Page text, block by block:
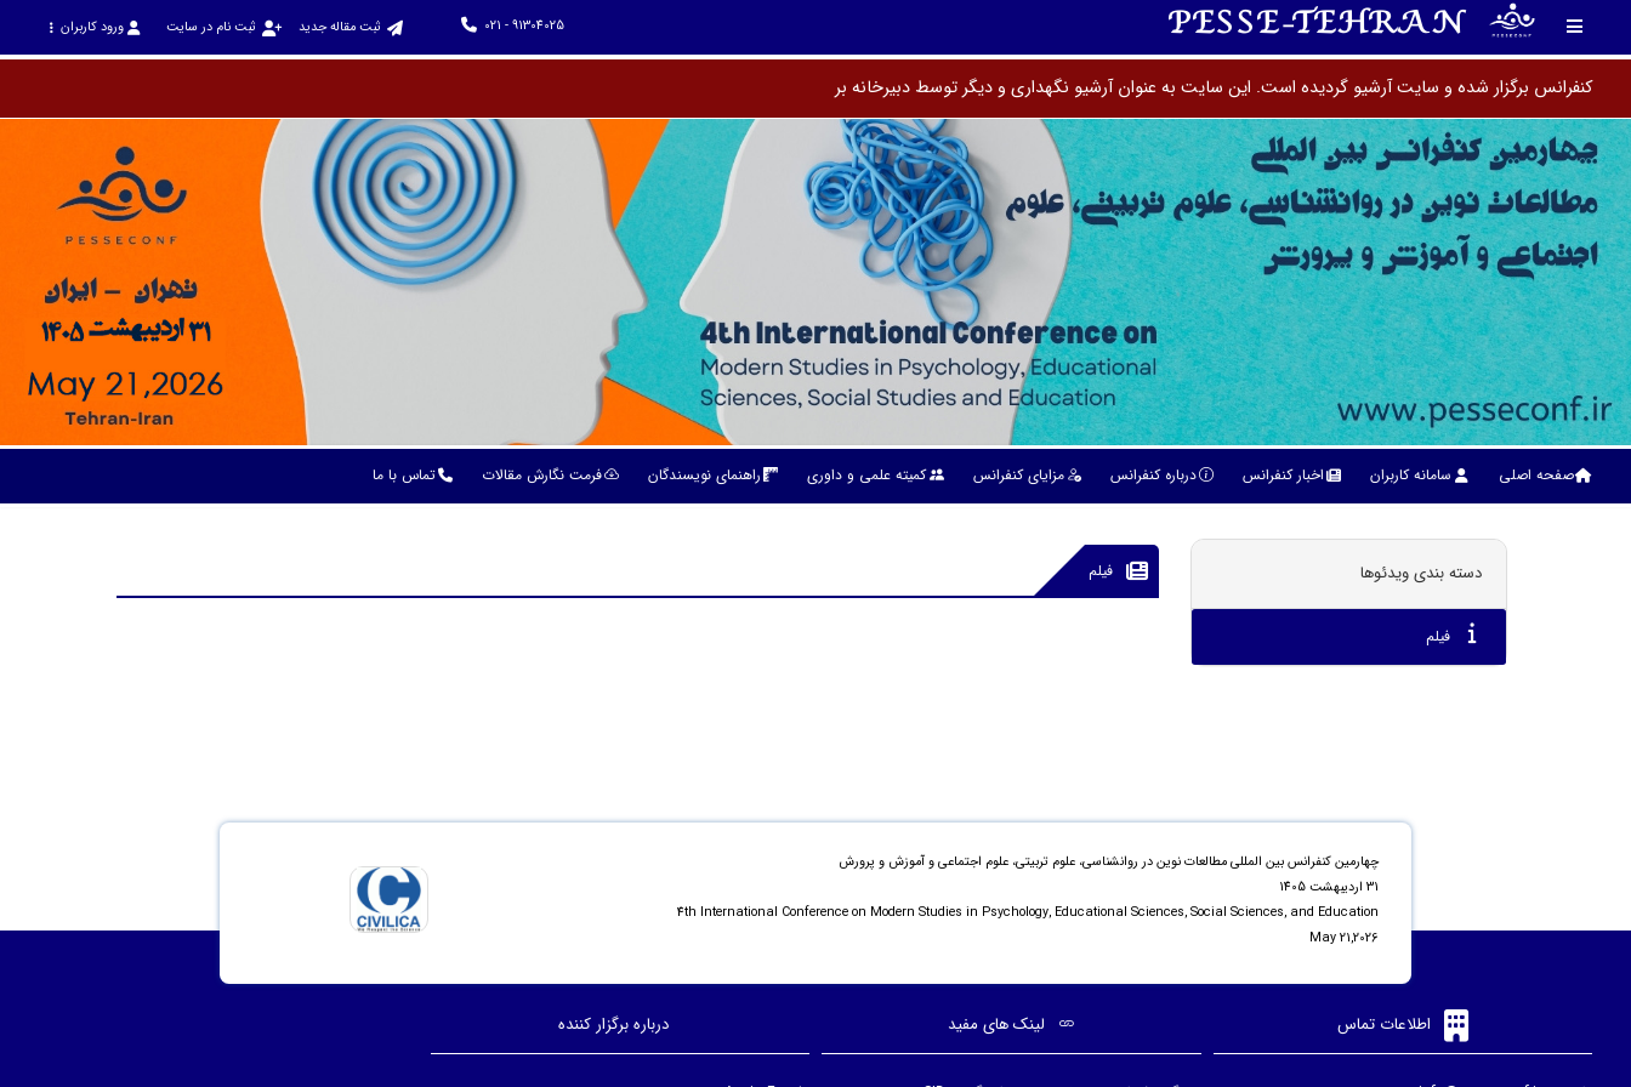
PESSE-TEHRAN
021 - 91304025 ثبت مقاله جدید ثبت نام در سایت ورود کاربران
کنفرانس برگزار شده و سایت آرشیو گردیده است. این سایت به عنوان آرشیو نگهدار
صفحه اصلی سامانه کاربران اخبار کنفرانس درباره کنفرانس مزایای کنفرانس کمیته علمی و داوری راهنمای نویسندگان فرمت نگارش مقالات تماس با ما
دسته بندی ویدئوها
فیلم
فیلم
چهارمین کنفرانس بین المللی مطالعات نوین در روانشناسی، علوم تربیتی، علوم اجتماعی و آموزش و پرورش
31 اردیبهشت 1405
4th International Conference on Modern Studies in Psychology, Educational Sciences, Social Sciences, and Education
May 21,2026
اطلاعات تماس لینک های مفید درباره برگزار کننده